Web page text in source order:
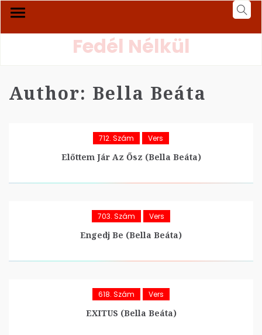
Fedél Nélkül
Author: Bella Beáta
712. Szám Vers
Előttem Jár Az Ősz (Bella Beáta)
703. Szám Vers
Engedj Be (Bella Beáta)
618. Szám Vers
EXITUS (Bella Beáta)